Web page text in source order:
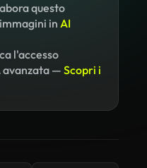
questo
inAI
l'accesso
avanzata — Scopri i